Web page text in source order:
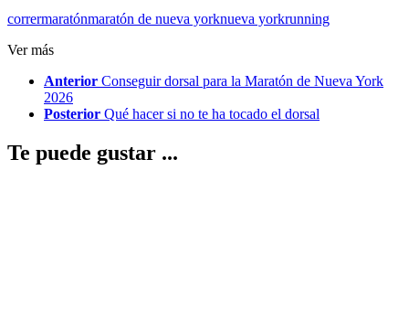
corrermaratónmaratón de nueva yorknueva yorkrunning
Ver más
Anterior Conseguir dorsal para la Maratón de Nueva York
2026
Posterior Qué hacer si no te ha tocado el dorsal
Te puede gustar ...